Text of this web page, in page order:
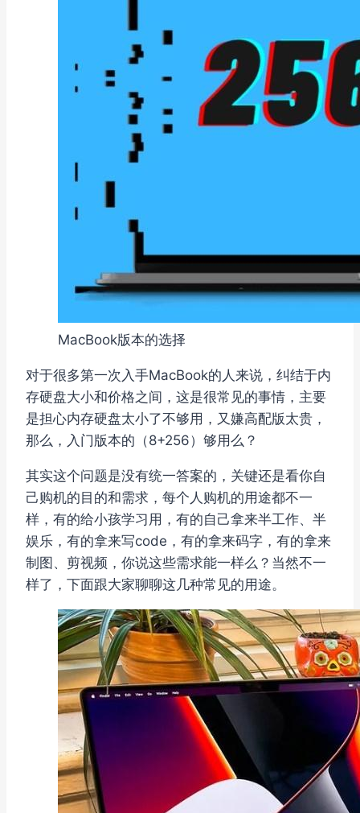
MacBook版本的选择
对于很多第一次入手MacBook的人来说，纠结于内
存硬盘大小和价格之间，这是很常见的事情，主要
是担心内存硬盘太小了不够用，又嫌高配版太贵，
那么，入门版本的（8+256）够用么？
其实这个问题是没有统一答案的，关键还是看你自
己购机的目的和需求，每个人购机的用途都不一
样，有的给小孩学习用，有的自己拿来半工作、半
娱乐，有的拿来写code，有的拿来码字，有的拿来
制图、剪视频，你说这些需求能一样么？当然不一
样了，下面跟大家聊聊这几种常见的用途。